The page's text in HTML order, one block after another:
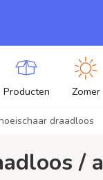
Producten Zomer
draadloos